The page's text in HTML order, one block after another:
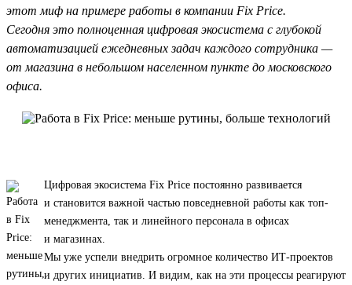
этот миф на примере работы в компании Fix Price.
Сегодня это полноценная цифровая экосистема с глубокой
автоматизацией ежедневных задач каждого сотрудника —
от магазина в небольшом населенном пункте до московского
офиса.
Цифровая экосистема Fix Price постоянно развивается
и становится важной частью повседневной работы как топ-
менеджмента, так и линейного персонала в офисах
и магазинах.
Мы уже успели внедрить огромное количество ИТ-проектов
и других инициатив. И видим, как на эти процессы реагируют